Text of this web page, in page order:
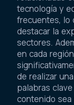
tecnología y
frecuentes, lo
destacar la
sectores.
en cada
de realizar
palabras
contenido